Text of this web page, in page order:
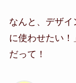
なんと、デザ
に使わせたい
だって！